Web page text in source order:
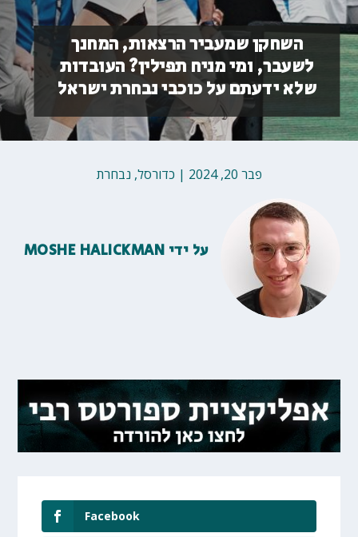
השחקן שמעביר הרצאות, המחנך
לשעבר, ומי מניח תפילין? העובדות
שלא ידעתם על כוכבי נבחרת ישראל
פבר 20, 2024 | כדורסל, נבחרת
על ידי MOSHE HALICKMAN
Facebook